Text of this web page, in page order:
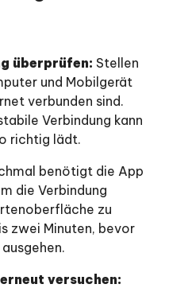
überprüfen: Stellen
und Mobilgerät
verbunden sind.
Verbindung kann
richtig lädt.
benötigt die App
die Verbindung
zu
zwei Minuten, bevor
versuchen: